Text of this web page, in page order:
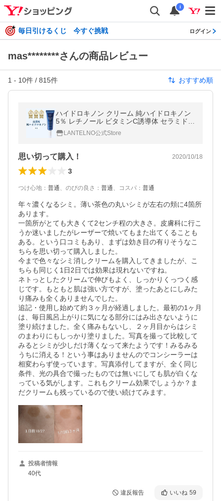
i
毎日引けるくじ 今すぐ挑戦 ログイン
mas********さんの商品レビュー
1 - 10件 / 815件 おすすめ順
ハイドロキノン クリーム 純ハイドロキノン
5％ レチノール ビタミンC誘導体 セラミド
ランテルノ ホワイトHQクリーム
LANTELNO公式Store
思い切って購入！ 2020/10/18
3
つけ心地 ： 普通、 のびの良さ ： 普通、 コスパ ： 普通
年々濃くなるシミ。薄い茶色の丸いシミが左右の頬に4箇所
あります。
一箇所がとても大きくて2センチ程の大きさ。皮膚科に行こ
うか迷いましたがレーザーで焼いてもまた出てくることも
ある。という口コミもあり、まずは効き目の有りそうなこ
ちらを思い切って購入しました。
今まで色々なシミ消しクリームを購入してきましたが、こ
ちらも同じく1日2日では効果は現れないですね。
ネトっとしたクリームで伸びもよく、しっかりくっつく感
じです。もともと肌は強い方ですが、塗ったあとにしみた
り痛みも全くありませんでした。
追記・使用し始めて約３ヶ月が経過しました。最初の1ヶ月
は、毎日風呂上がりに気になる部分にはみ出さないように
塗り続けました。全く痛みもないし、２ヶ月目からはシミ
のまわりにもしっかり塗りました。写真を撮って比較して
みるとシミが少しだけ薄くなって来たようです！みるみる
うちに消える！という事はありませんのでコンシーラーは
相変わらず使っています。写真添付してますが、全く同じ
条件、光の具合で撮ったものでは無いにしても肌が白くな
っている気がします。これもクリーム効果でしょうか？ま
だクリームも残っているので使い続けてみます。
投稿者情報
40代
違反報告 いいね 59